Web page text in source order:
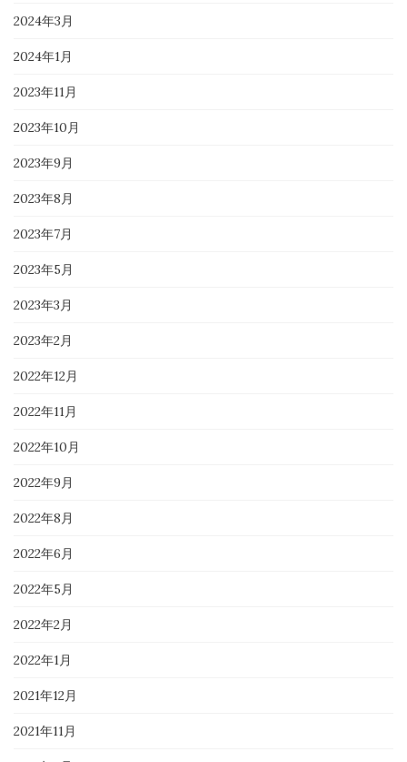
2024年3月
2024年1月
2023年11月
2023年10月
2023年9月
2023年8月
2023年7月
2023年5月
2023年3月
2023年2月
2022年12月
2022年11月
2022年10月
2022年9月
2022年8月
2022年6月
2022年5月
2022年2月
2022年1月
2021年12月
2021年11月